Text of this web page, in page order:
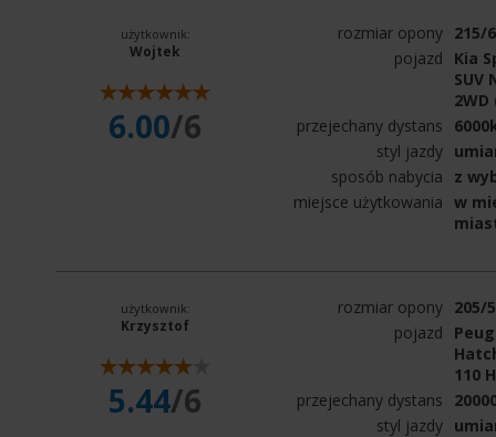
użytkownik:
Wojtek
6.00/6
rozmiar opony 215/
pojazd
Kia
SUV
2WD
przejechany dystans
styl jazdy
sposób nabycia
z
miejsce użytkowania w
użytkownik:
Krzysztof
5.44/6
rozmiar opony 205/
pojazd
110
przejechany dystans
styl jazdy